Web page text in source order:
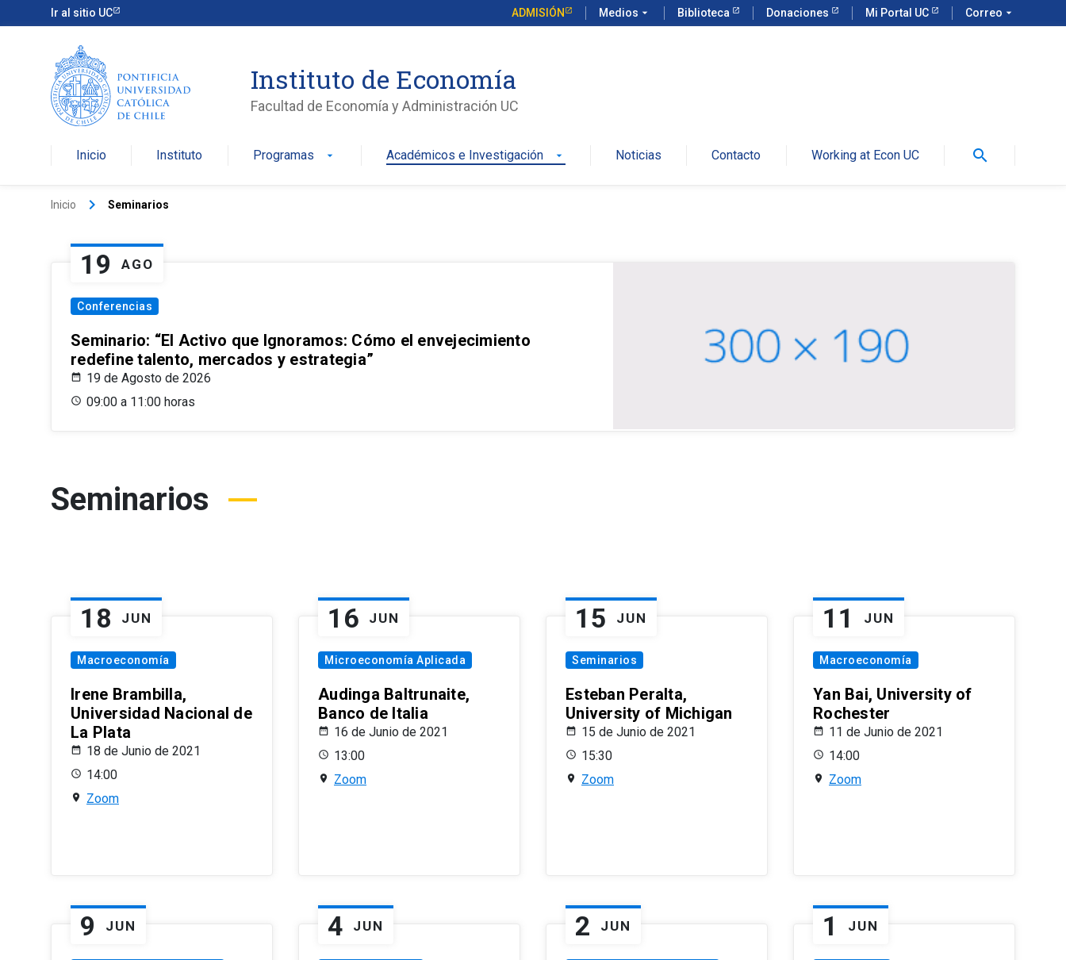
Ir al sitio UC ADMISIÓN Medios arrow_drop_down Biblioteca Donaciones Mi Portal UC Correo arrow_drop_down
Instituto de Economía
Facultad de Economía y Administración UC
Inicio Instituto Programas arrow_drop_down Académicos e Investigación arrow_drop_down Noticias Contacto Working at Econ UC search
Inicio keyboard_arrow_right Seminarios
19 AGO
Conferencias
Seminario: “El Activo que Ignoramos: Cómo el envejecimiento
redefine talento, mercados y estrategia”
19 de Agosto de 2026
09:00 a 11:00 horas
Seminarios
18 JUN
Macroeconomía
Irene Brambilla,
Universidad Nacional de
La Plata
18 de Junio de 2021
14:00
Zoom
16 JUN
Microeconomía Aplicada
Audinga Baltrunaite,
Banco de Italia
16 de Junio de 2021
13:00
Zoom
15 JUN
Seminarios
Esteban Peralta,
University of Michigan
15 de Junio de 2021
15:30
Zoom
11 JUN
Macroeconomía
Yan Bai, University of
Rochester
11 de Junio de 2021
14:00
Zoom
9 JUN 4 JUN 2 JUN 1 JUN